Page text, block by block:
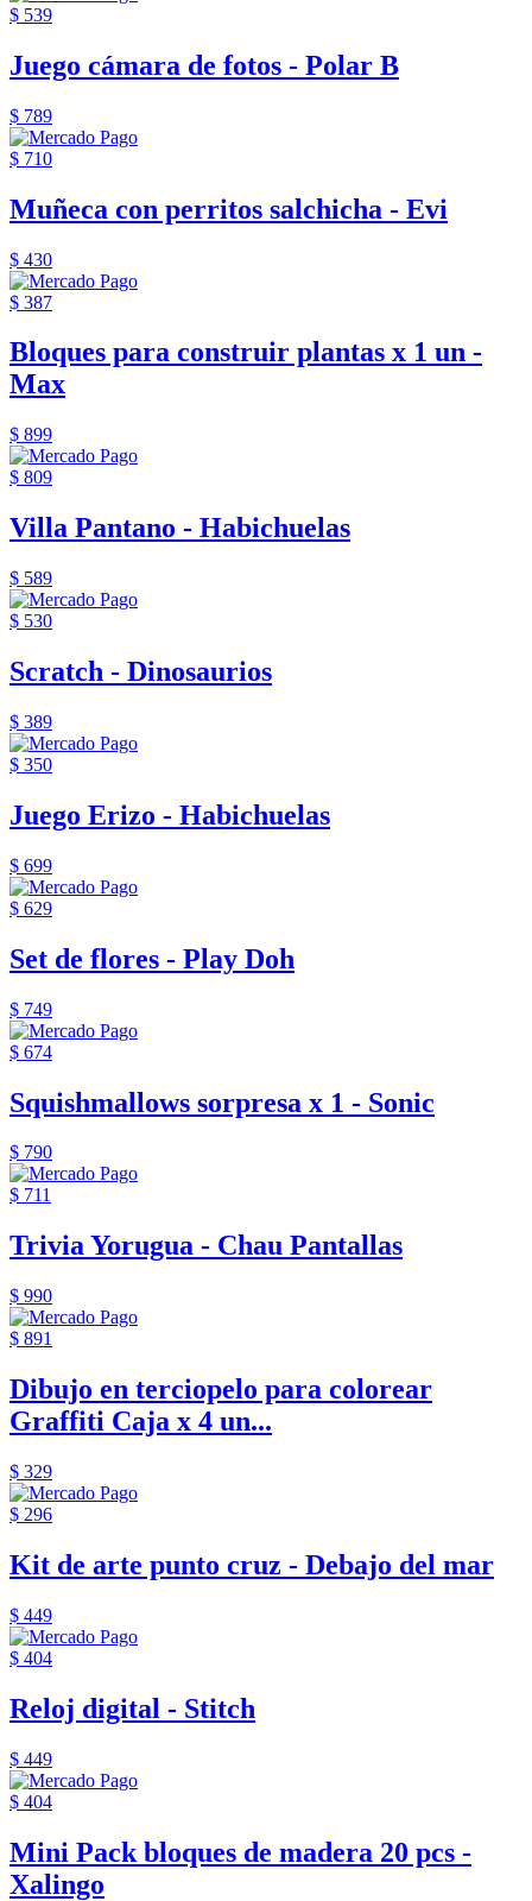
$ 539
Juego cámara de fotos - Polar B
$ 789
$ 710
Muñeca con perritos salchicha - Evi
$ 430
$ 387
Bloques para construir plantas x 1 un -
Max
$ 899
$ 809
Villa Pantano - Habichuelas
$ 589
$ 530
Scratch - Dinosaurios
$ 389
$ 350
Juego Erizo - Habichuelas
$ 699
$ 629
Set de flores - Play Doh
$ 749
$ 674
Squishmallows sorpresa x 1 - Sonic
$ 790
$ 711
Trivia Yorugua - Chau Pantallas
$ 990
$ 891
Dibujo en terciopelo para colorear
Graffiti Caja x 4 un...
$ 329
$ 296
Kit de arte punto cruz - Debajo del mar
$ 449
$ 404
Reloj digital - Stitch
$ 449
$ 404
Mini Pack bloques de madera 20 pcs -
Xalingo